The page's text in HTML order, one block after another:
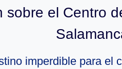
sobre el Centro
imperdible para el